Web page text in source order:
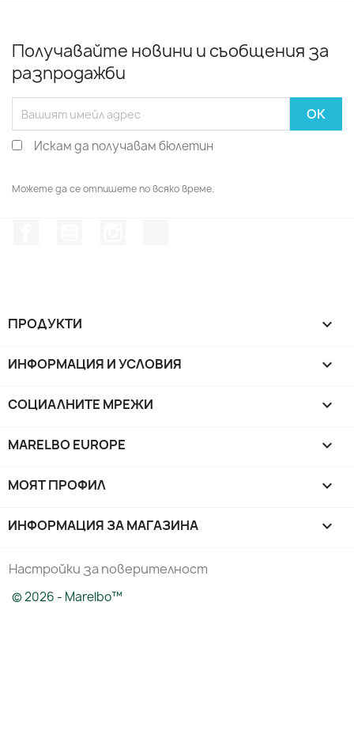
Получавайте новини и съобщения за
разпродажби
Искам да получавам бюлетин
Можете да се отпишете по всяко време.
ПРОДУКТИ 
ИНФОРМАЦИЯ И УСЛОВИЯ 
СОЦИАЛНИТЕ МРЕЖИ 
MARELBO EUROPE 
МОЯТ ПРОФИЛ 
ИНФОРМАЦИЯ ЗА МАГАЗИНА keyboard_arrow_down
Настройки за поверителност
© 2026 - Marelbo™